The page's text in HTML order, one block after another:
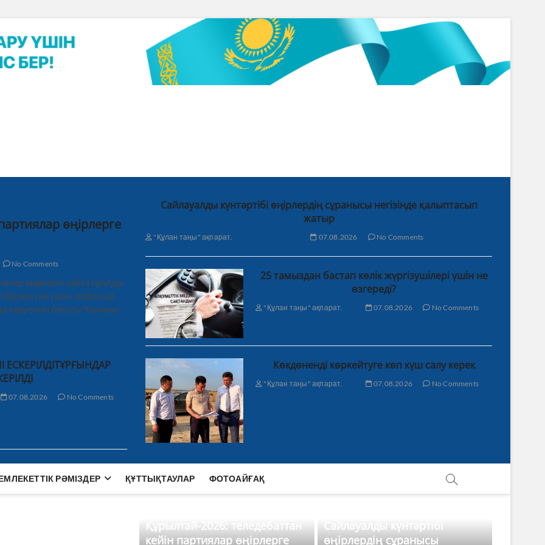
өңірлерге
No Comments
өңірлерге қайта оралды
Қазақстан үшін» мобильді
керуеннің бағыты Ұзынкөл,
Сайлауалды күнтәртібі өңірлердің сұранысы негізінде қалыптасып
жатыр
"Құлан таңы" ақпарат. 07.08.2026 No Comments
25 тамыздан бастап көлік жүргізушілері үшін не
өзгереді?
"Құлан таңы" ақпарат. 07.08.2026 No Comments
ЕСКЕРІЛДІТҰРҒЫНДАР
07.08.2026 No Comments
Көкдөненді көркейтуге көп күш салу керек
"Құлан таңы" ақпарат. 07.08.2026 No Comments
РӘМІЗДЕР ҚҰТТЫҚТАУЛАР ФОТОАЙҒАҚ
Құрылтай-2026: теледебаттан
кейін партиялар өңірлерге
Сайлауалды күнтәртібі
өңірлердің сұранысы